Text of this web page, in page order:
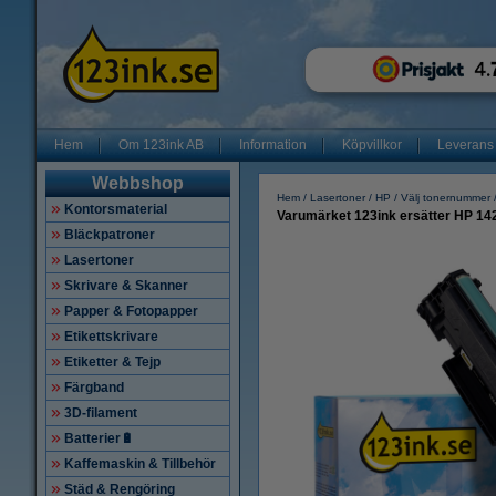
Hem Om 123ink AB Information Köpvillkor Leverans
Webbshop
Kontorsmaterial
Bläckpatroner
Lasertoner
Skrivare & Skanner
Papper & Fotopapper
Etikettskrivare
Etiketter & Tejp
Färgband
3D-filament
Batterier🔋
Kaffemaskin & Tillbehör
Städ & Rengöring
Hem Lasertoner HP Välj tonernummer
Varumärket 123ink ersätter HP